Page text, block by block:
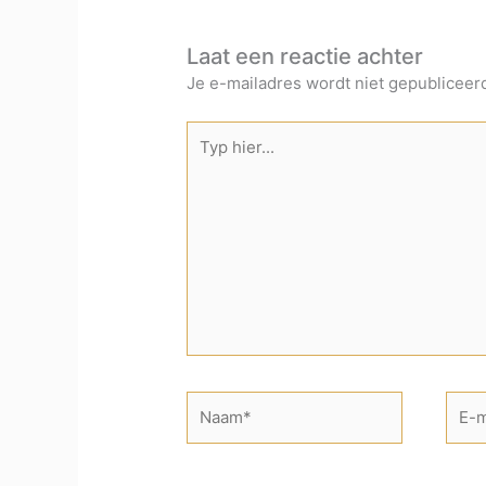
Laat een reactie achter
Je e-mailadres wordt niet
hier...
mail*